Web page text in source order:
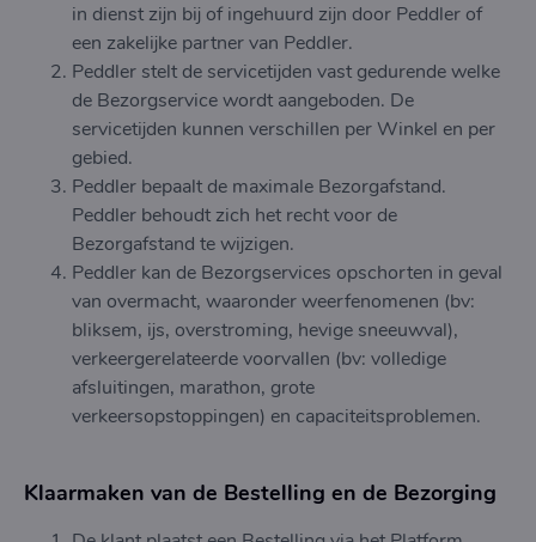
in dienst zijn bij of ingehuurd zijn door Peddler of
een zakelijke partner van Peddler.
Peddler stelt de servicetijden vast gedurende welke
de Bezorgservice wordt aangeboden. De
servicetijden kunnen verschillen per Winkel en per
gebied.
Peddler bepaalt de maximale Bezorgafstand.
Peddler behoudt zich het recht voor de
Bezorgafstand te wijzigen.
Peddler kan de Bezorgservices opschorten in geval
van overmacht, waaronder weerfenomenen (bv:
bliksem, ijs, overstroming, hevige sneeuwval),
verkeergerelateerde voorvallen (bv: volledige
afsluitingen, marathon, grote
verkeersopstoppingen) en capaciteitsproblemen.
Klaarmaken van de Bestelling en de Bezorging